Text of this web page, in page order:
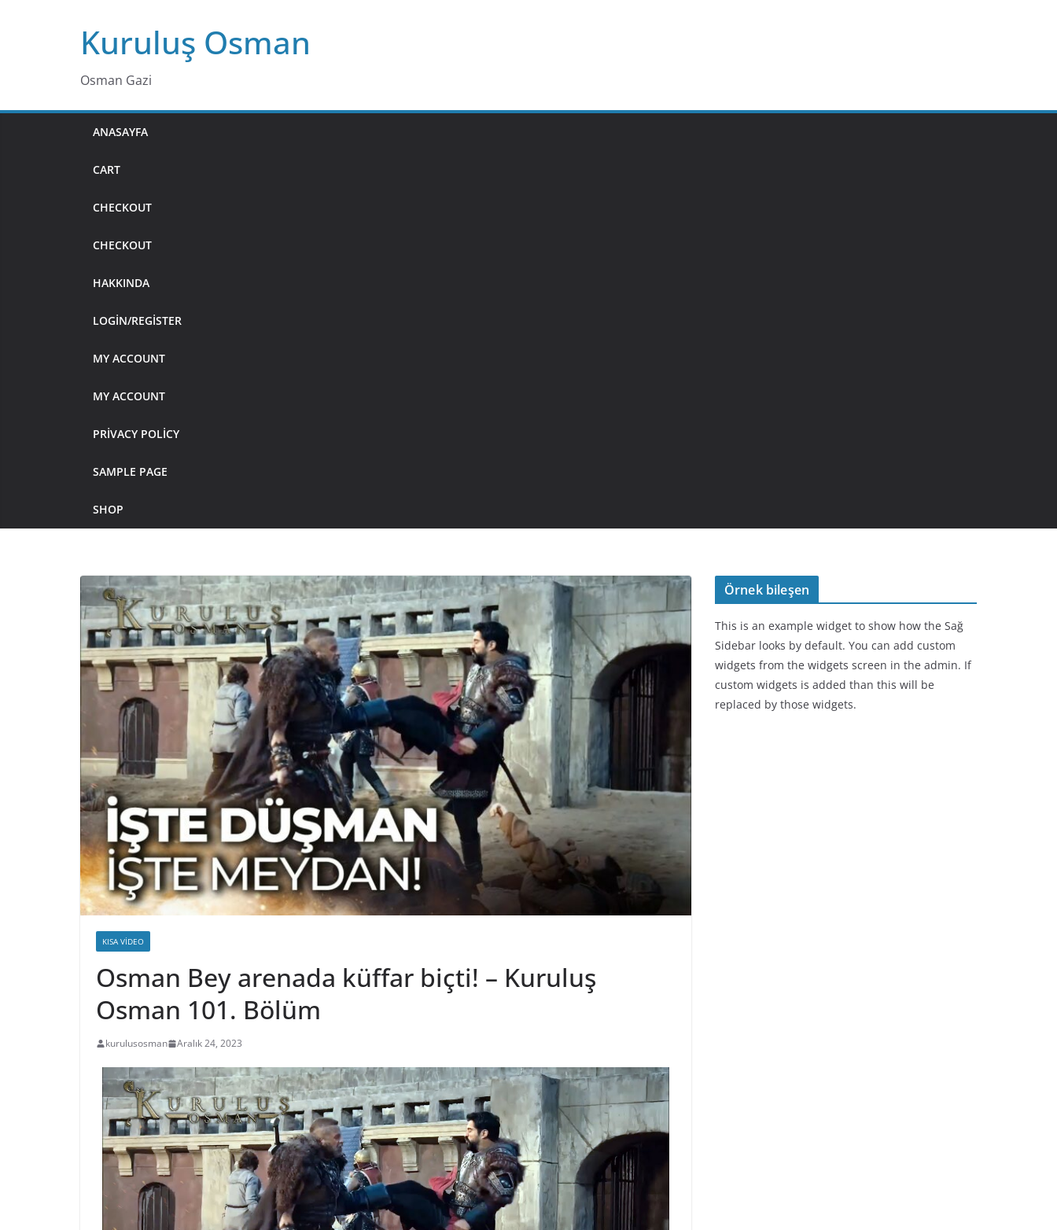
Kuruluş Osman
Osman Gazi
ANASAYFA
CART
CHECKOUT
CHECKOUT
HAKKINDA
LOGIN/REGISTER
MY ACCOUNT
MY ACCOUNT
PRIVACY POLICY
SAMPLE PAGE
SHOP
KISA VIDEO
Osman Bey arenada küffar biçti! – Kuruluş
Osman 101. Bölüm
kurulusosman Aralık 24, 2023
Örnek bileşen
This is an example widget to show how the Sağ
Sidebar looks by default. You can add custom
widgets from the widgets screen in the admin. If
custom widgets is added than this will be
replaced by those widgets.